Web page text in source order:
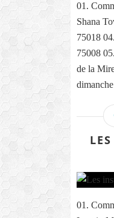
01.
Shana
75018
75008
de la
01.